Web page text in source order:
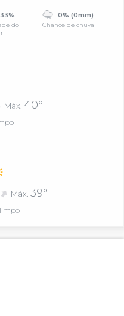
33%
do
0% (0mm)
Chance de chuva
Máx. 40°
Máx.39°